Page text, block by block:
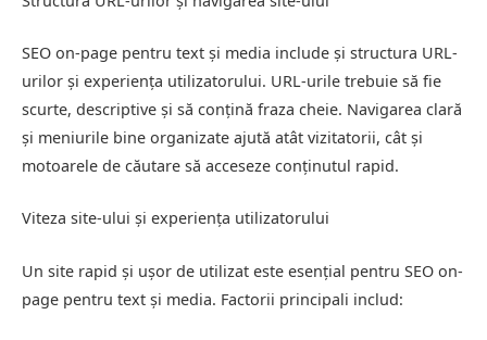
SEO on-page pentru text și media include și structura URL-
urilor și experiența utilizatorului. URL-urile trebuie să fie
scurte, descriptive și să conțină fraza cheie. Navigarea clară
și meniurile bine organizate ajută atât vizitatorii, cât și
motoarele de căutare să acceseze conținutul rapid.
Viteza site-ului și experiența utilizatorului
Un site rapid și ușor de utilizat este esențial pentru SEO on-
page pentru text și media. Factorii principali includ: